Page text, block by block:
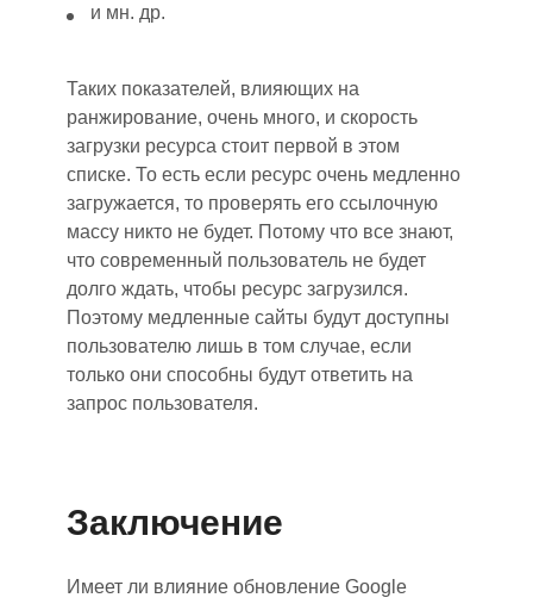
и мн. др.
Таких показателей, влияющих на
ранжирование, очень много, и скорость
загрузки ресурса стоит первой в этом
списке. То есть если ресурс очень медленно
загружается, то проверять его ссылочную
массу никто не будет. Потому что все знают,
что современный пользователь не будет
долго ждать, чтобы ресурс загрузился.
Поэтому медленные сайты будут доступны
пользователю лишь в том случае, если
только они способны будут ответить на
запрос пользователя.
Заключение
Имеет ли влияние обновление Google